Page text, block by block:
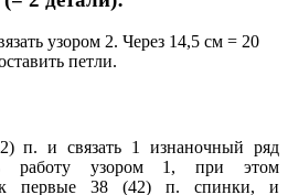
узором 2. Через 14,5 см = 20
петли.
п. и связать 1 изнаночный ряд
работу узором 1, при этом
первые 38 (42) п. спинки, и